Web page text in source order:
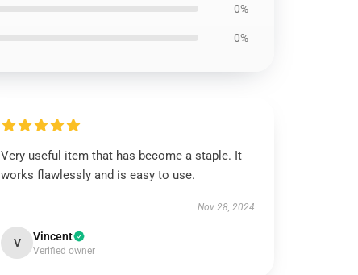
0%
0%
Very useful item that has become a staple. It
works flawlessly and is easy to use.
Nov 28, 2024
V Vincent
Verified owner